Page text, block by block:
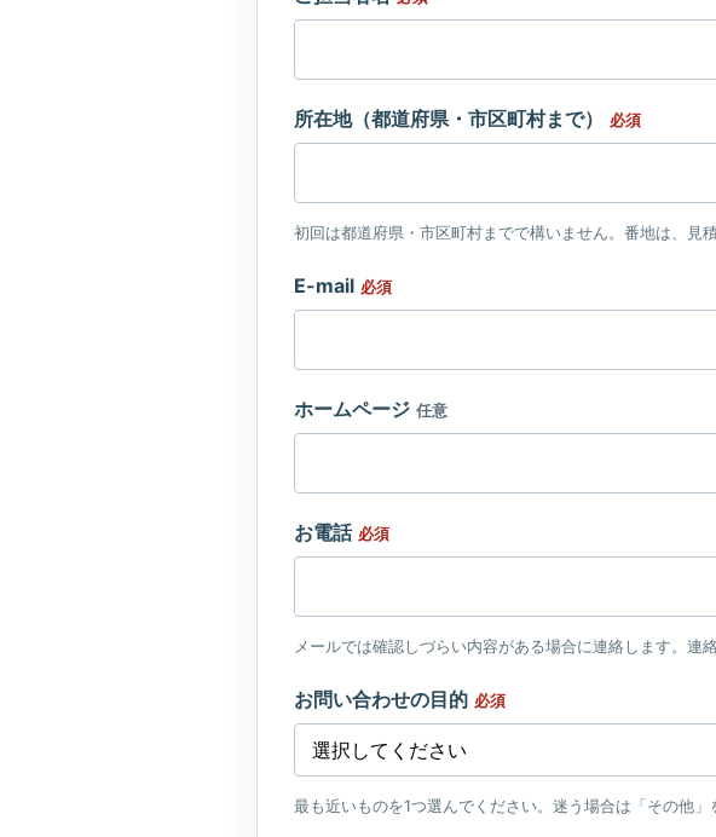
所在地（都道府県・市区町村まで） 必須
初回は都道府県・市区町村までで構いません。番地は、見
E-mail 必須
ホームページ 任意
お電話 必須
メールでは確認しづらい内容がある場合に連絡します。連
お問い合わせの目的 必須
最も近いものを1つ選んでください。迷う場合は「その他」